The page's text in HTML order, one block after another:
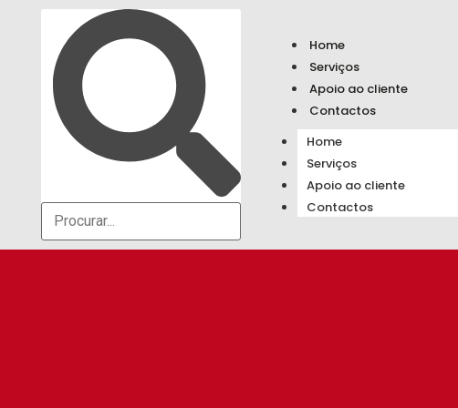
Home
Serviços
Apoio ao cliente
Contactos
Home
Serviços
Apoio ao cliente
Contactos